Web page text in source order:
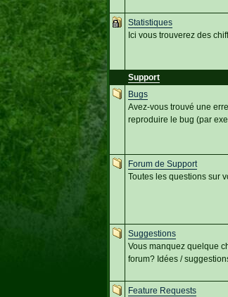
Statistiques
Ici vous trouverez des
Support
Bugs
Avez-vous trouvé une
reproduire le bug (par
Forum de Support
Toutes les questions sur
Suggestions
Vous manquez quelque
forum? Idées /
Feature Requests